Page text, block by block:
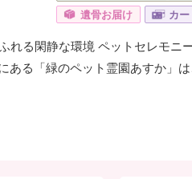
遺骨お届け
カ
れる閑静な環境 ペットセレモニ
ある「緑のペット霊園あすか」